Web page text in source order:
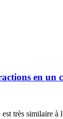
en un
très similaire